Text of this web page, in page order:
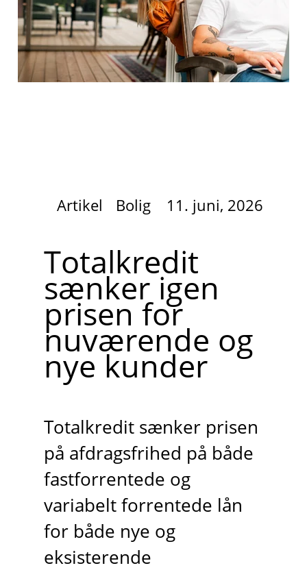
Artikel Bolig 11. juni, 2026
Totalkredit
sænker igen
prisen for
nuværende og
nye kunder
Totalkredit sænker prisen
på afdragsfrihed på både
fastforrentede og
variabelt forrentede lån
for både nye og
eksisterende